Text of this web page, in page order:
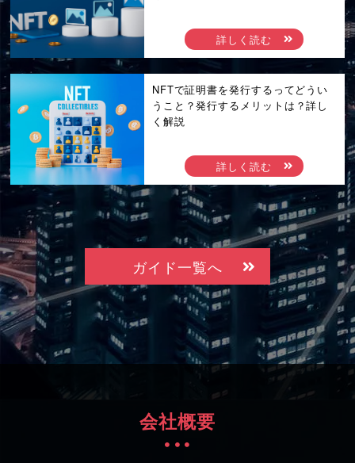
詳しく読む
NFTで証明書を発行するってどうい
うこと？発行するメリットは？詳し
く解説
詳しく読む
ガイド一覧へ
会社概要